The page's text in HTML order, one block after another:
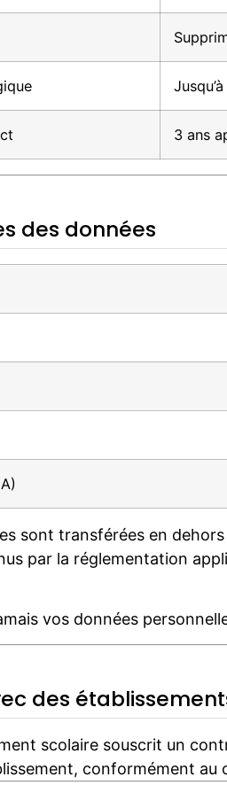
3 ans
des données
sont transférées en
par la réglementation
vos données
des
scolaire souscrit un
conformément au